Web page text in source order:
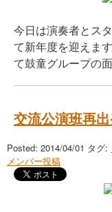
今日は演奏者とス
て新年度を迎えま
て鼓童グループの
交流公演班再
Posted: 2014/04/01 タグ:
メンバー投稿